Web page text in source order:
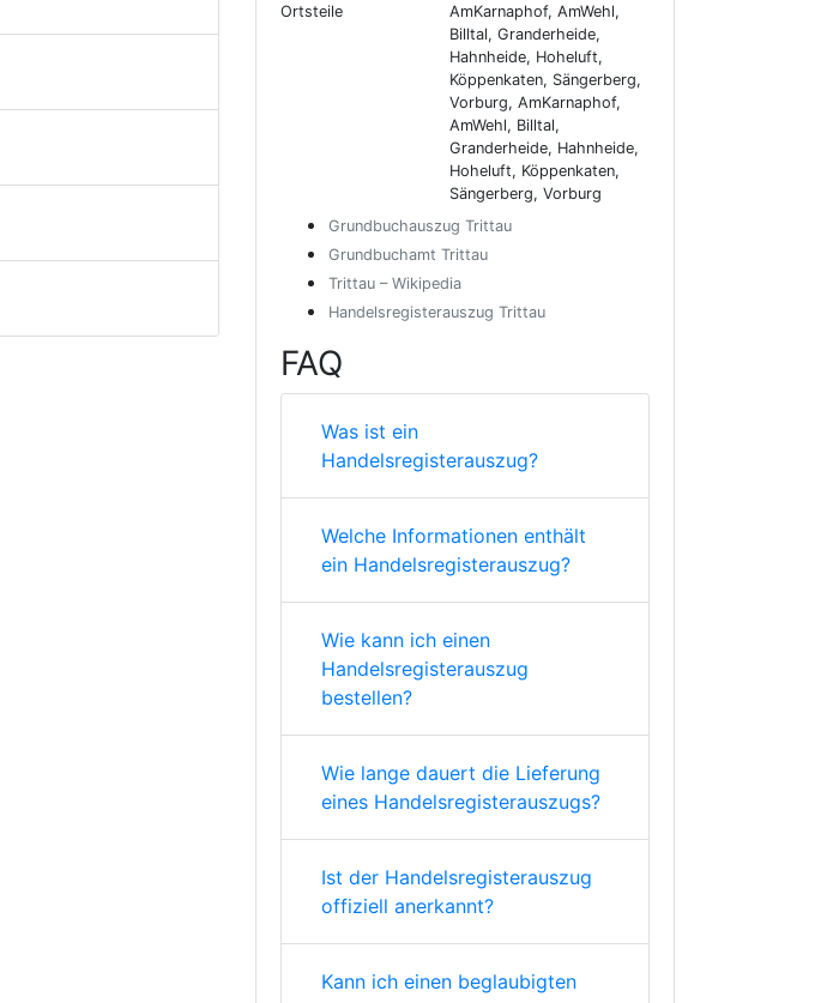
Ortsteile
AmKarnaphof, AmWehl,
Billtal, Granderheide,
Hahnheide, Hoheluft,
Köppenkaten, Sängerberg,
Vorburg, AmKarnaphof,
AmWehl, Billtal,
Granderheide, Hahnheide,
Hoheluft, Köppenkaten,
Sängerberg, Vorburg
Grundbuchauszug Trittau
Grundbuchamt Trittau
Trittau – Wikipedia
Handelsregisterauszug Trittau
FAQ
Was ist ein
Handelsregisterauszug?
Welche Informationen enthält
ein Handelsregisterauszug?
Wie kann ich einen
Handelsregisterauszug
bestellen?
Wie lange dauert die Lieferung
eines Handelsregisterauszugs?
Ist der Handelsregisterauszug
offiziell anerkannt?
Kann ich einen beglaubigten